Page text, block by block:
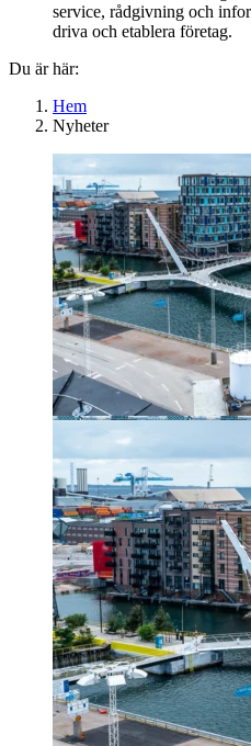
service, rådgivning och
driva och etablera företag.
Du är här:
Hem
Nyheter